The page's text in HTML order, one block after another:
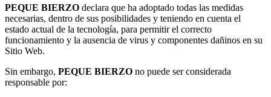
PEQUE BIERZO declara que ha adoptado todas las medidas
necesarias, dentro de sus posibilidades y teniendo en cuenta el
estado actual de la tecnología, para permitir el correcto
funcionamiento y la ausencia de virus y componentes dañinos en su
Sitio Web.
Sin embargo, PEQUE BIERZO no puede ser considerada
responsable por: